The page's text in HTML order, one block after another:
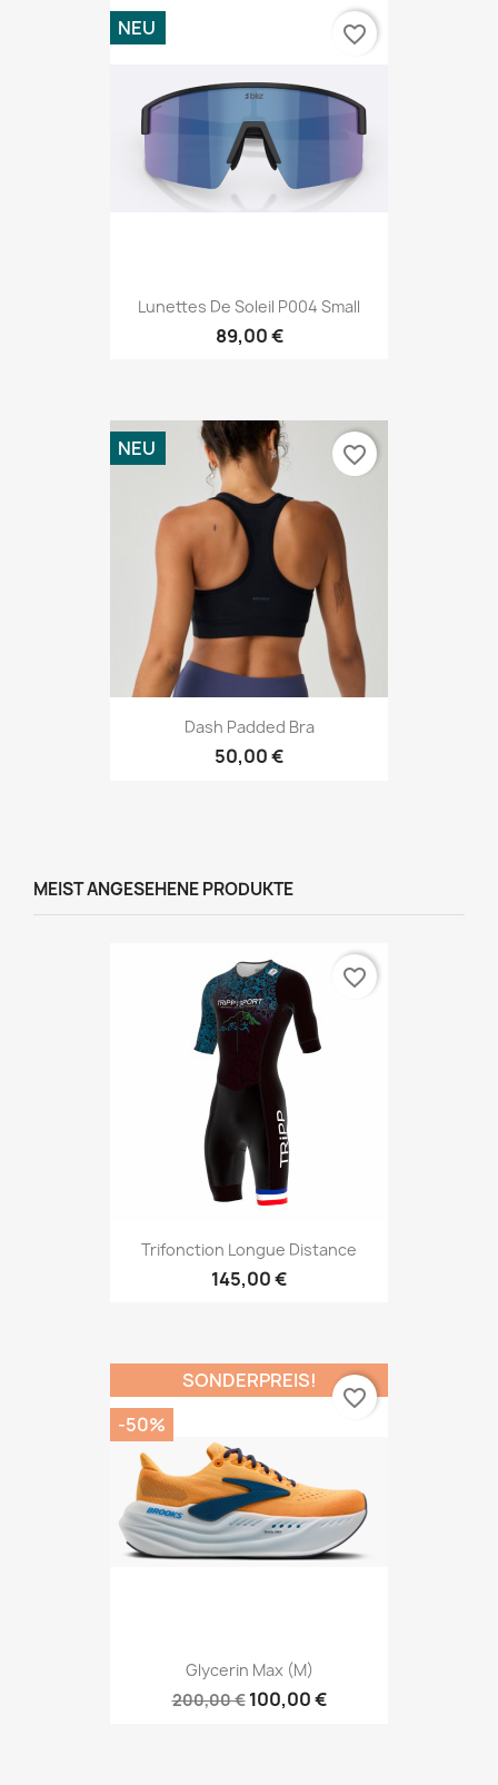
Lunettes De Soleil P004 Small
89,00 €
NEU favorite_border
Dash Padded Bra
50,00 €
NEU favorite_border
MEIST ANGESEHENE PRODUKTE
Trifonction Longue Distance
145,00 €
favorite_border
Glycerin Max (M)
200,00 € 100,00 €
SONDERPREIS!
-50%
favorite_border